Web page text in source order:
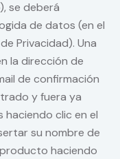
se deberá
de datos (en el
Privacidad). Una
la dirección de
de confirmación
y fuera ya
clic en el
su nombre de
haciendo